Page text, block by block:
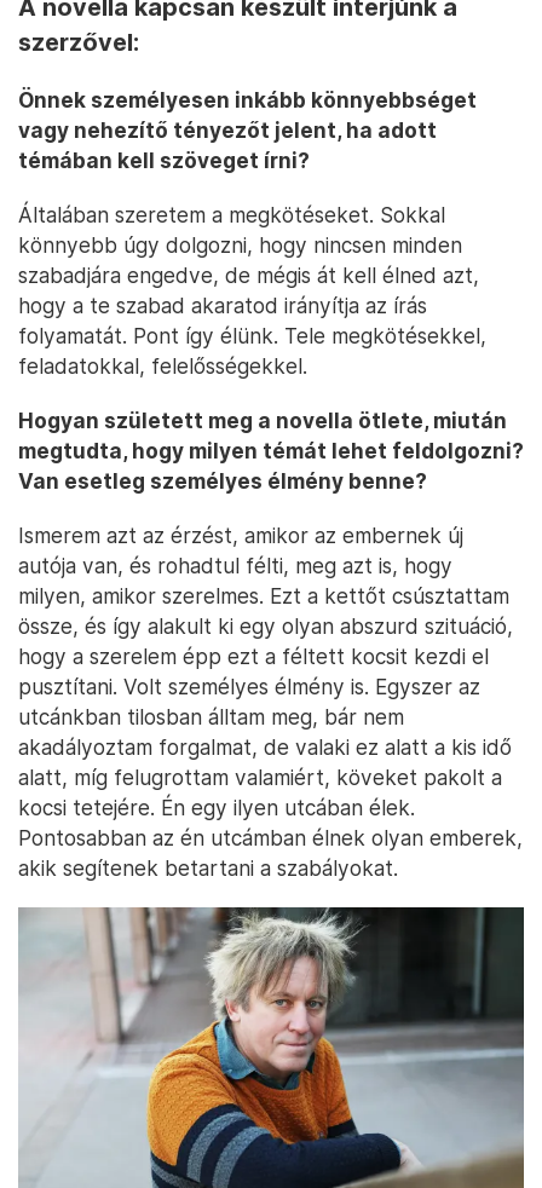
A novella kapcsán készült interjúnk a
szerzővel:
Önnek személyesen inkább könnyebbséget
vagy nehezítő tényezőt jelent, ha adott
témában kell szöveget írni?
Általában szeretem a megkötéseket. Sokkal
könnyebb úgy dolgozni, hogy nincsen minden
szabadjára engedve, de mégis át kell élned azt,
hogy a te szabad akaratod irányítja az írás
folyamatát. Pont így élünk. Tele megkötésekkel,
feladatokkal, felelősségekkel.
Hogyan született meg a novella ötlete, miután
megtudta, hogy milyen témát lehet feldolgozni?
Van esetleg személyes élmény benne?
Ismerem azt az érzést, amikor az embernek új
autója van, és rohadtul félti, meg azt is, hogy
milyen, amikor szerelmes. Ezt a kettőt csúsztattam
össze, és így alakult ki egy olyan abszurd szituáció,
hogy a szerelem épp ezt a féltett kocsit kezdi el
pusztítani. Volt személyes élmény is. Egyszer az
utcánkban tilosban álltam meg, bár nem
akadályoztam forgalmat, de valaki ez alatt a kis idő
alatt, míg felugrottam valamiért, köveket pakolt a
kocsi tetejére. Én egy ilyen utcában élek.
Pontosabban az én utcámban élnek olyan emberek,
akik segítenek betartani a szabályokat.